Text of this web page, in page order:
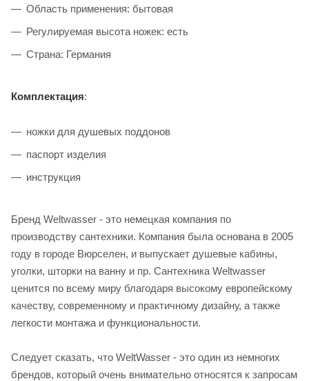
Область применения: бытовая
Регулируемая высота ножек: есть
Страна: Германия
Комплектация:
ножки для душевых поддонов
паспорт изделия
инструкция
Бренд Weltwasser - это немецкая компания по
производству сантехники. Компания была основана в 2005
году в городе Вюрселен, и выпускает душевые кабины,
уголки, шторки на ванну и пр. Сантехника Weltwasser
ценится по всему миру благодаря высокому европейскому
качеству, современному и практичному дизайну, а также
легкости монтажа и функциональности.
Следует сказать, что WeltWasser - это один из немногих
брендов, который очень внимательно относятся к запросам